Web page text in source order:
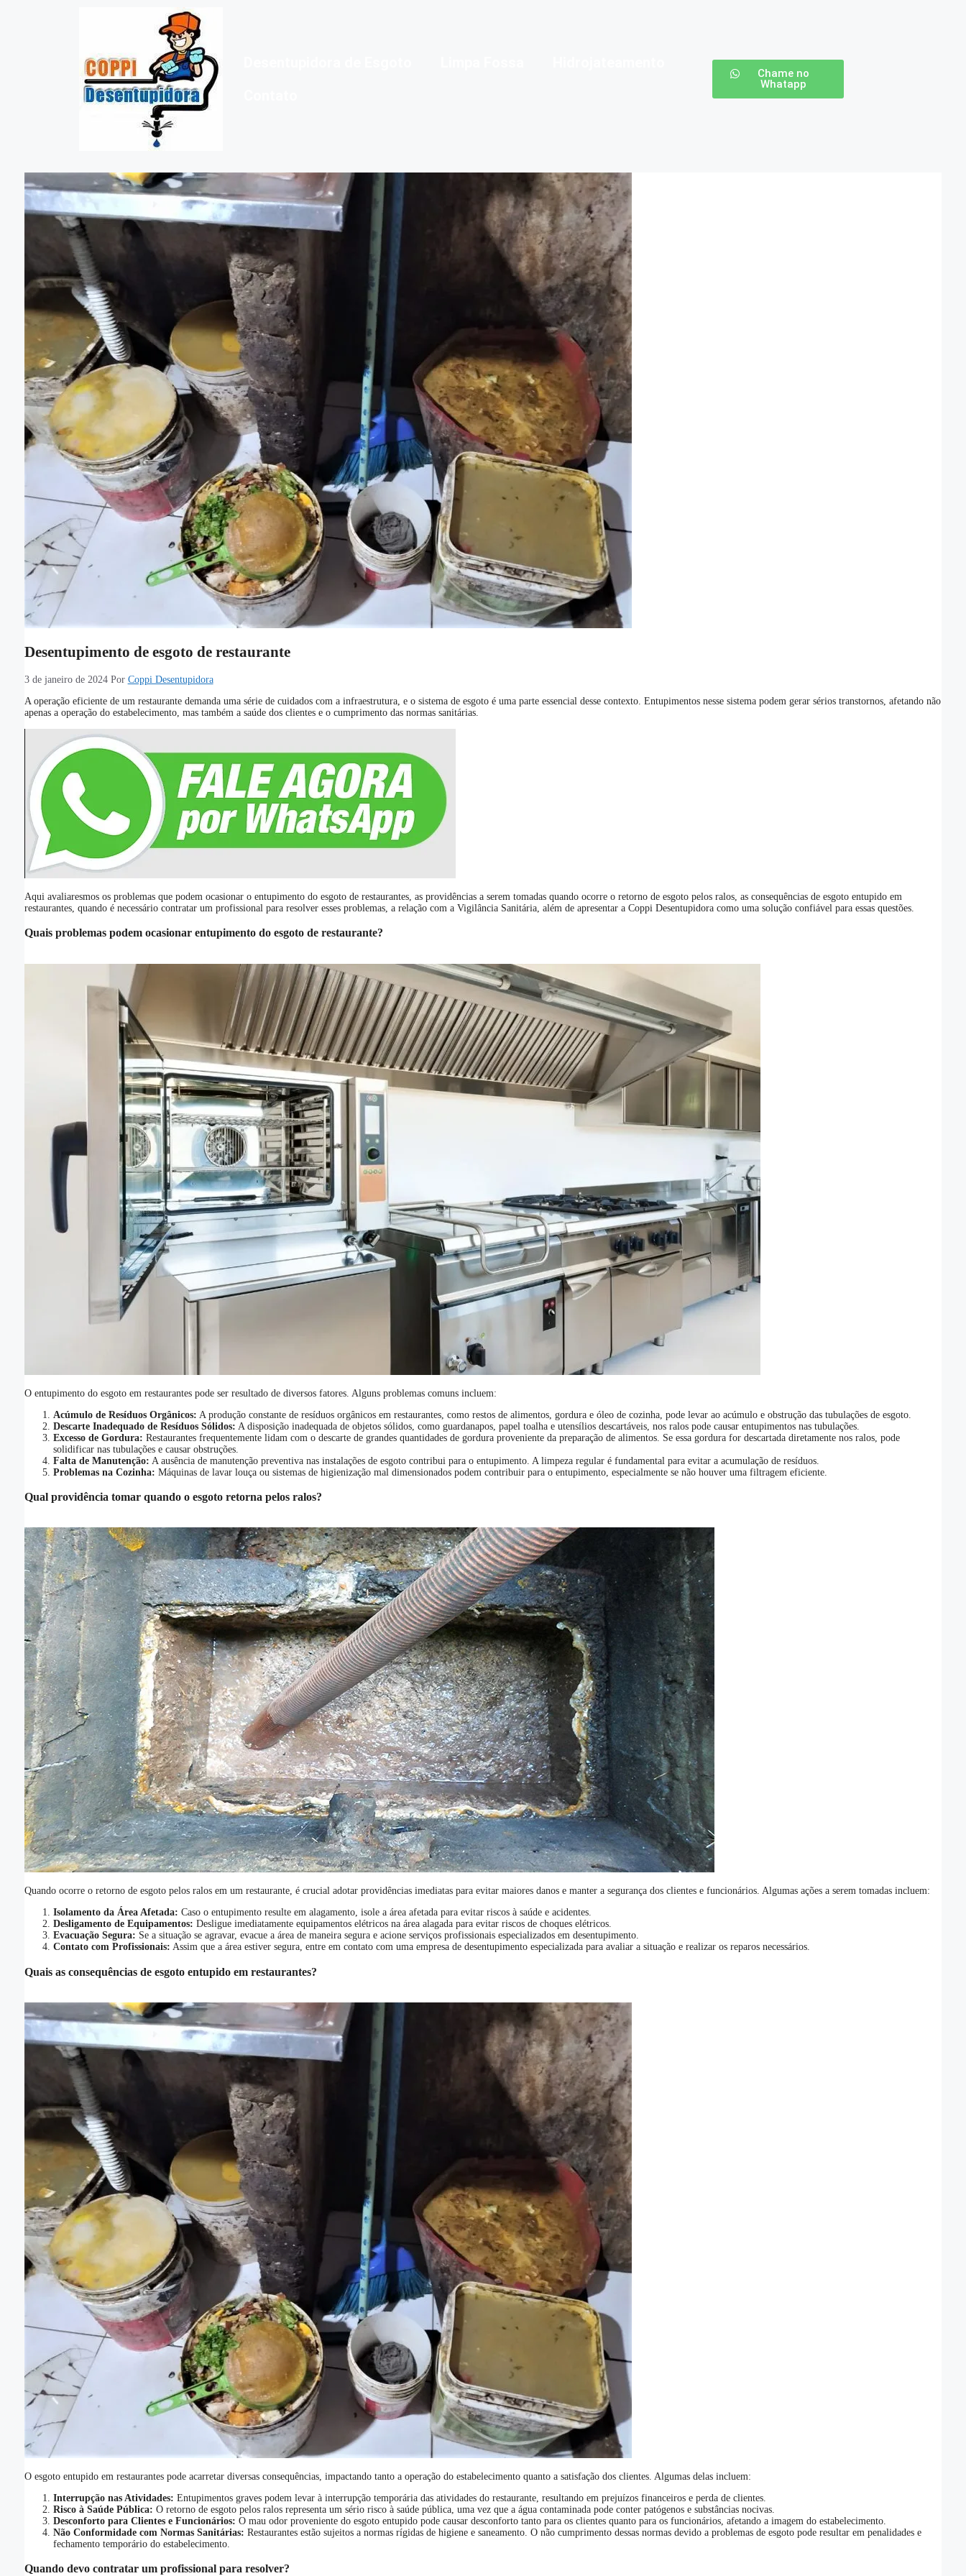
Chame no
Whatapp
Desentupimento de esgoto de restaurante
3 de janeiro de 2024 Por Coppi Desentupidora
A operação eficiente de um restaurante demanda uma série de cuidados com a infraestrutura, e o sistema de esgoto é uma parte essencial desse contexto. Entupimentos nesse sistema podem gerar sérios transtornos, afetando não
apenas a operação do estabelecimento, mas também a saúde dos clientes e o cumprimento das normas sanitárias.
Aqui avaliaresmos os problemas que podem ocasionar o entupimento do esgoto de restaurantes, as providências a serem tomadas quando ocorre o retorno de esgoto pelos ralos, as consequências de esgoto entupido em
restaurantes, quando é necessário contratar um profissional para resolver esses problemas, a relação com a Vigilância Sanitária, além de apresentar a Coppi Desentupidora como uma solução confiável para essas questões.
Quais problemas podem ocasionar entupimento do esgoto de restaurante?
O entupimento do esgoto em restaurantes pode ser resultado de diversos fatores. Alguns problemas comuns incluem:
Acúmulo de Resíduos Orgânicos: A produção constante de resíduos orgânicos em restaurantes, como restos de alimentos, gordura e óleo de cozinha, pode levar ao acúmulo e obstrução das tubulações de esgoto.
Descarte Inadequado de Resíduos Sólidos: A disposição inadequada de objetos sólidos, como guardanapos, papel toalha e utensílios descartáveis, nos ralos pode causar entupimentos nas tubulações.
Excesso de Gordura: Restaurantes frequentemente lidam com o descarte de grandes quantidades de gordura proveniente da preparação de alimentos. Se essa gordura for descartada diretamente nos ralos, pode
solidificar nas tubulações e causar obstruções.
Falta de Manutenção: A ausência de manutenção preventiva nas instalações de esgoto contribui para o entupimento. A limpeza regular é fundamental para evitar a acumulação de resíduos.
Problemas na Cozinha: Máquinas de lavar louça ou sistemas de higienização mal dimensionados podem contribuir para o entupimento, especialmente se não houver uma filtragem eficiente.
Qual providência tomar quando o esgoto retorna pelos ralos?
Quando ocorre o retorno de esgoto pelos ralos em um restaurante, é crucial adotar providências imediatas para evitar maiores danos e manter a segurança dos clientes e funcionários. Algumas ações a serem tomadas incluem:
Isolamento da Área Afetada: Caso o entupimento resulte em alagamento, isole a área afetada para evitar riscos à saúde e acidentes.
Desligamento de Equipamentos: Desligue imediatamente equipamentos elétricos na área alagada para evitar riscos de choques elétricos.
Evacuação Segura: Se a situação se agravar, evacue a área de maneira segura e acione serviços profissionais especializados em desentupimento.
Contato com Profissionais: Assim que a área estiver segura, entre em contato com uma empresa de desentupimento especializada para avaliar a situação e realizar os reparos necessários.
Quais as consequências de esgoto entupido em restaurantes?
O esgoto entupido em restaurantes pode acarretar diversas consequências, impactando tanto a operação do estabelecimento quanto a satisfação dos clientes. Algumas delas incluem:
Interrupção nas Atividades: Entupimentos graves podem levar à interrupção temporária das atividades do restaurante, resultando em prejuízos financeiros e perda de clientes.
Risco à Saúde Pública: O retorno de esgoto pelos ralos representa um sério risco à saúde pública, uma vez que a água contaminada pode conter patógenos e substâncias nocivas.
Desconforto para Clientes e Funcionários: O mau odor proveniente do esgoto entupido pode causar desconforto tanto para os clientes quanto para os funcionários, afetando a imagem do estabelecimento.
Não Conformidade com Normas Sanitárias: Restaurantes estão sujeitos a normas rígidas de higiene e saneamento. O não cumprimento dessas normas devido a problemas de esgoto pode resultar em penalidades e
fechamento temporário do estabelecimento.
Quando devo contratar um profissional para resolver?